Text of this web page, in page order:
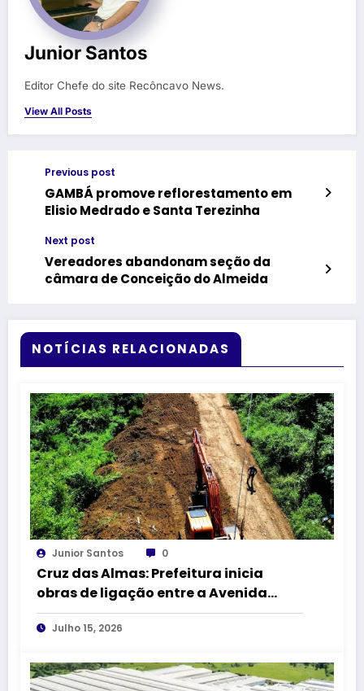
Junior Santos
Editor Chefe do site Recôncavo News.
View All Posts
Previous post
GAMBÁ promove reflorestamento em
Elisio Medrado e Santa Terezinha
Next post
Vereadores abandonam seção da
câmara de Conceição do Almeida
NOTÍCIAS RELACIONADAS
Junior Santos 0
Cruz das Almas: Prefeitura inicia
obras de ligação entre a Avenida
Amado Queiroz e a BR-101
Julho 15, 2026